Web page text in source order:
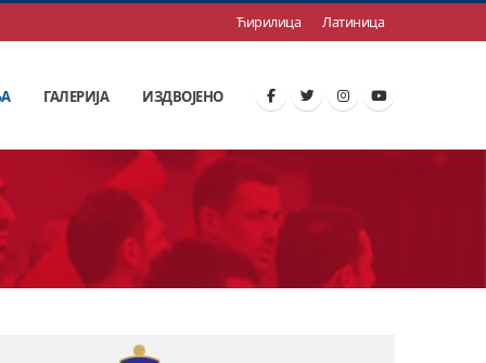
Ћирилица Латиница
ГАЛЕРИЈА ИЗДВОЈЕНО